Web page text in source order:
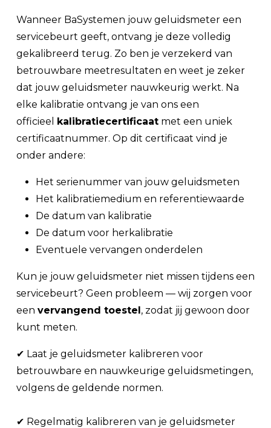
Wanneer BaSystemen jouw geluidsmeter een
servicebeurt geeft, ontvang je deze volledig
gekalibreerd terug. Zo ben je verzekerd van
betrouwbare meetresultaten en weet je zeker
dat jouw geluidsmeter nauwkeurig werkt. Na
elke kalibratie ontvang je van ons een
officieel kalibratiecertificaat met een uniek
certificaatnummer. Op dit certificaat vind je
onder andere:
Het serienummer van jouw geluidsmeten
Het kalibratiemedium en referentiewaarde
De datum van kalibratie
De datum voor herkalibratie
Eventuele vervangen onderdelen
Kun je jouw geluidsmeter niet missen tijdens een
servicebeurt? Geen probleem — wij zorgen voor
een vervangend toestel, zodat jij gewoon door
kunt meten.
✔ Laat je geluidsmeter kalibreren voor
betrouwbare en nauwkeurige geluidsmetingen,
volgens de geldende normen.
✔ Regelmatig kalibreren van je geluidsmeter